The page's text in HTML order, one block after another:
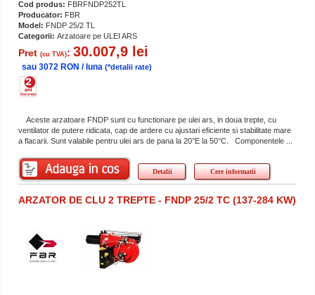
Cod produs: FBRFNDP252TL
Producator: FBR
Model: FNDP 25/2 TL
Categorii: Arzatoare pe ULEI ARS
Pret (cu TVA): 30.007,9 lei
sau 3072 RON / luna (*detalii rate)
Aceste arzatoare FNDP sunt cu functionare pe ulei ars, in doua trepte, cu
ventilator de putere ridicata, cap de ardere cu ajustari eficiente si stabilitate mare
a flacarii. Sunt valabile pentru ulei ars de pana la 20°E la 50°C. Componentele ...
Detalii Cere informatii
ARZATOR DE CLU 2 TREPTE - FNDP 25/2 TC (137-284 KW)